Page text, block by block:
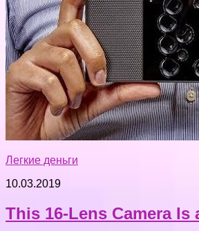
Легкие деньги
10.03.2019
This 16-Lens Camera